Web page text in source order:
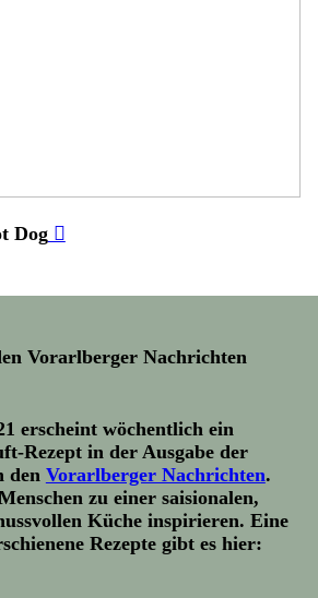
Dog︎︎︎
Vorarlberger Nachrichten
erscheint wöchentlich ein
Rezept in der Ausgabe der
den Vorarlberger Nachrichten.
zu einer saisionalen,
Küche inspirieren. Eine
Rezepte gibt es hier: